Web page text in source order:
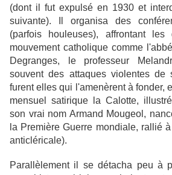
(dont il fut expulsé en 1930 et
suivante). Il organisa des
(parfois houleuses), affrontant les
mouvement catholique comme
Degranges, le professeur
souvent des attaques violentes de
furent elles qui l'amenèrent à fonder,
mensuel satirique la Calotte,
son vrai nom Armand Mougeol,
la Première Guerre mondiale, rallié
anticléricale).
Parallèlement il se détacha peu à